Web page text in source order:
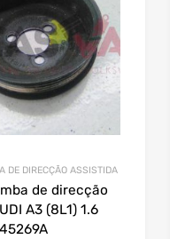
DE DIRECÇÃO ASSISTIDA
de direcção
A3 (8L1) 1.6